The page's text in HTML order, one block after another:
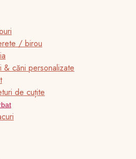
/ birou
& căni personalizate
de cuțite